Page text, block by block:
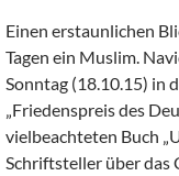
Einen erstaunlichen
Tagen ein Muslim.
Sonntag (18.10.15) in
„Friedenspreis des
vielbeachteten Buch
Schriftsteller über das